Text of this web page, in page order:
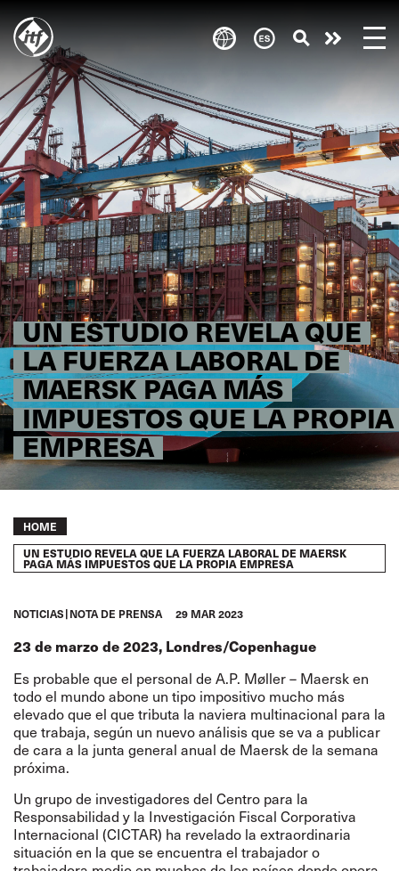
Skip
to
main
content
UN ESTUDIO REVELA QUE
LA FUERZA LABORAL DE
MAERSK PAGA MÁS
IMPUESTOS QUE LA PROPIA
EMPRESA
Take
action
Breadcrumb
HOME
UN ESTUDIO REVELA QUE LA FUERZA LABORAL DE MAERSK
PAGA MÁS IMPUESTOS QUE LA PROPIA EMPRESA
NOTICIAS NOTA DE PRENSA 29 MAR 2023
23 de marzo de 2023, Londres/Copenhague
Es probable que el personal de A.P. Møller – Maersk en
todo el mundo abone un tipo impositivo mucho más
elevado que el que tributa la naviera multinacional para la
que trabaja, según un nuevo análisis que se va a publicar
de cara a la junta general anual de Maersk de la semana
próxima.
Un grupo de investigadores del Centro para la
Responsabilidad y la Investigación Fiscal Corporativa
Internacional (CICTAR) ha revelado la extraordinaria
situación en la que se encuentra el trabajador o